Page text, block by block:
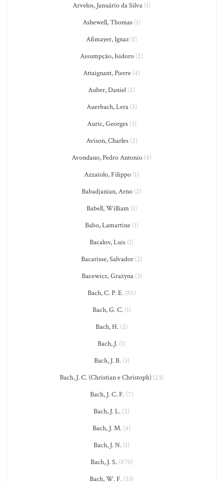
Arvelos, Januário da Silva (1)
Ashewell, Thomas (1)
Aßmayer, Ignaz (1)
Assumpção, Isidoro (2)
Attaignant, Pierre (4)
Auber, Daniel (2)
Auerbach, Lera(3)
Auric, Georges(3)
Avison, Charles(2)
Avondano, Pedro Antonio (4)
Azzaiolo, Filippo (1)
Babadjanian, Arno (2)
Babell, William(1)
Babo, Lamartine(1)
Bacalov, Luis (1)
Bacarisse, Salvador(2)
Bacewicz, Grażyna(3)
Bach, C. P. E.(85)
Bach, G. C.(1)
Bach, H. (2)
Bach, J. (1)
Bach, J. B.(3)
Bach, J. C. (Christian e Christoph) (23)
Bach, J. C. F.(7)
Bach, J. L. (2)
Bach, J. M. (4)
Bach, J. N. (1)
Bach, J. S.(870)
Bach, W. F. (33)